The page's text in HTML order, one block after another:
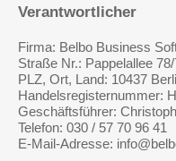
Verantwortlicher
Firma: Belbo Business
Straße Nr.: Pappelallee
PLZ, Ort, Land: 10437
Handelsregisternummer:
Geschäftsführer:
Telefon: 030 / 57 70 96 41
E-Mail-Adresse: